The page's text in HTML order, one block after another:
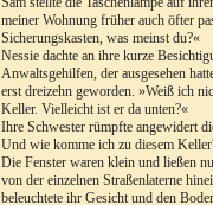
meiner Wohnung früher auch öfter
Sicherungskasten, was meinst du?«
Nessie dachte an ihre kurze
Anwaltsgehilfen, der ausgesehen
erst dreizehn geworden. »Weiß ich
Keller. Vielleicht ist er da unten?«
Ihre Schwester rümpfte angewidert
Und wie komme ich zu diesem
Die Fenster waren klein und ließen
von der einzelnen Straßenlaterne
beleuchtete ihr Gesicht und den